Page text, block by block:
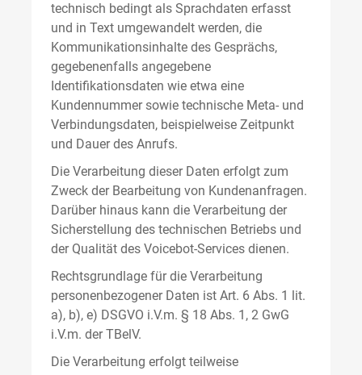
technisch bedingt als Sprachdaten erfasst
und in Text umgewandelt werden, die
Kommunikationsinhalte des Gesprächs,
gegebenenfalls angegebene
Identifikationsdaten wie etwa eine
Kundennummer sowie technische Meta- und
Verbindungsdaten, beispielweise Zeitpunkt
und Dauer des Anrufs.
Die Verarbeitung dieser Daten erfolgt zum
Zweck der Bearbeitung von Kundenanfragen.
Darüber hinaus kann die Verarbeitung der
Sicherstellung des technischen Betriebs und
der Qualität des Voicebot-Services dienen.
Rechtsgrundlage für die Verarbeitung
personenbezogener Daten ist Art. 6 Abs. 1 lit.
a), b), e) DSGVO i.V.m. § 18 Abs. 1, 2 GwG
i.V.m. der TBelV.
Die Verarbeitung erfolgt teilweise